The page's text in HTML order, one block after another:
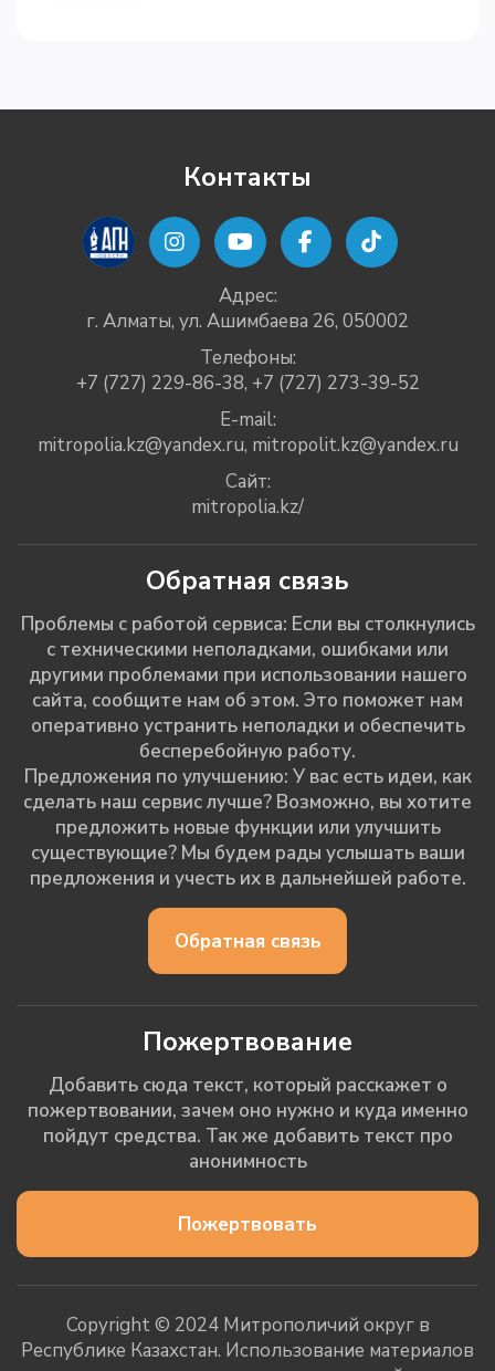
Контакты
Адрес:
г. Алматы, ул. Ашимбаева 26, 050002
Телефоны:
+7 (727) 229-86-38, +7 (727) 273-39-52
E-mail:
mitropolia.kz@yandex.ru, mitropolit.kz@yandex.ru
Сайт:
mitropolia.kz/
Обратная связь
Проблемы с работой сервиса: Если вы столкнулись
с техническими неполадками, ошибками или
другими проблемами при использовании нашего
сайта, сообщите нам об этом. Это поможет нам
оперативно устранить неполадки и обеспечить
бесперебойную работу.
Предложения по улучшению: У вас есть идеи, как
сделать наш сервис лучше? Возможно, вы хотите
предложить новые функции или улучшить
существующие? Мы будем рады услышать ваши
предложения и учесть их в дальнейшей работе.
Обратная связь
Пожертвование
Добавить сюда текст, который расскажет о
пожертвовании, зачем оно нужно и куда именно
пойдут средства. Так же добавить текст про
анонимность
Пожертвовать
Copyright © 2024 Митрополичий округ в
Республике Казахстан. Использование материалов